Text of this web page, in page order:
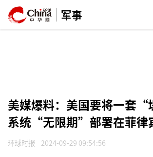
军事
美媒爆料：美国要将一套
系统“无限期”部署在菲律
环球时报 2024-09-29 09:54:56